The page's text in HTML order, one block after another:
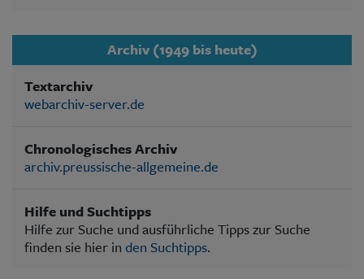
Archiv (1949 bis heute)
Textarchiv
webarchiv-server.de
Chronologisches Archiv
archiv.preussische-allgemeine.de
Hilfe und Suchtipps
Hilfe zur Suche und ausführliche Tipps zur Suche
finden sie hier in den Suchtipps.